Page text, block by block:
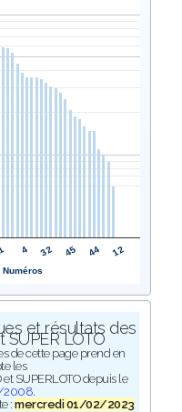
4 32 45 44 12
Numéros
et résultats des
SUPER LOTO
de cette page prend en
les
SUPERLOTO depuis le
.
:mercredi 01/02/2023